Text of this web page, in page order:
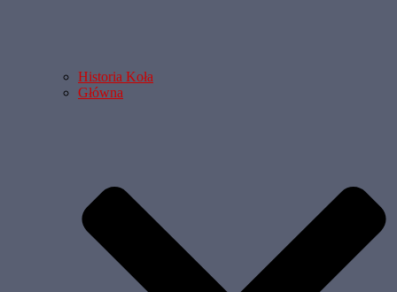
Historia Koła
Główna